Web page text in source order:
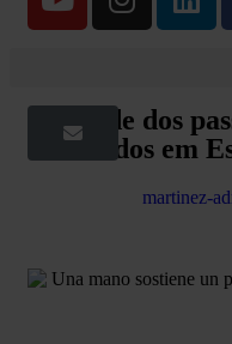
Validade dos
caducados em
martinez-